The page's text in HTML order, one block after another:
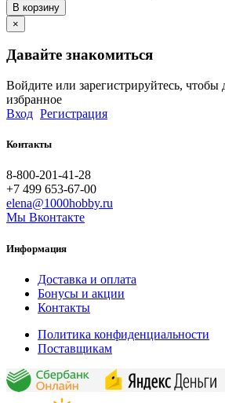
В корзину
×
Давайте знакомиться
Войдите или зарегистрируйтесь, чтобы
избранное
Вход Регистрация
Контакты
8-800-201-41-28
+7 499 653-67-00
elena@1000hobby.ru
Мы Вконтакте
Информация
Доставка и оплата
Бонусы и акции
Контакты
Политика конфиденциальности
Поставщикам